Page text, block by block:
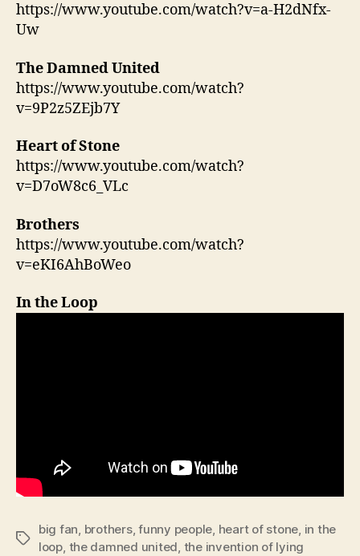
https://www.youtube.com/watch?v=a-H2dNfx-
Uw
The Damned United
https://www.youtube.com/watch?
v=9P2z5ZEjb7Y
Heart of Stone
https://www.youtube.com/watch?
v=D7oW8c6_VLc
Brothers
https://www.youtube.com/watch?
v=eKI6AhBoWeo
In the Loop
Tags
big fan, brothers,funny people, heart of stone, in the
loop, the damned united, the invention of lying